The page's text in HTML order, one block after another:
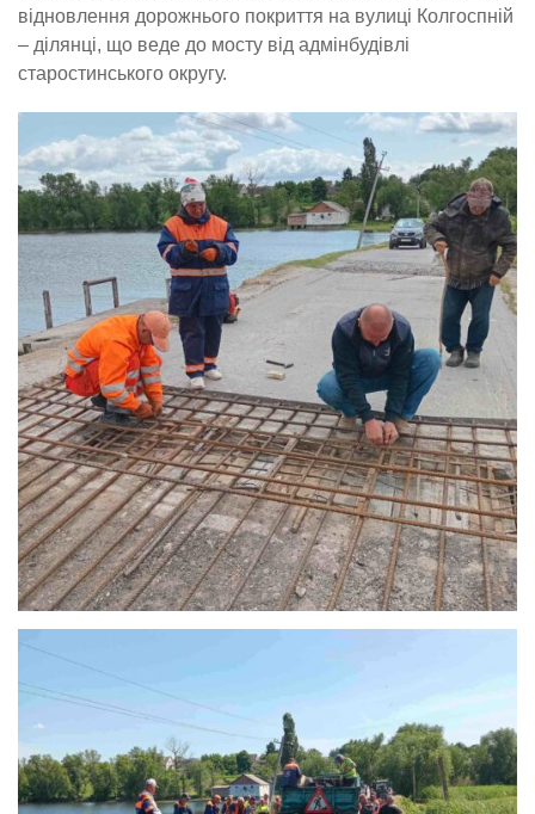
відновлення дорожнього покриття на вулиці Колгоспній
– ділянці, що веде до мосту від адмінбудівлі
старостинського округу.